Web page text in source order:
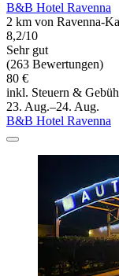
B&B Hotel Ravenna
2 km von Ravenna-
8,2/10
Sehr gut
(263 Bewertungen)
80 €
inkl. Steuern &
23. Aug.–24. Aug.
B&B Hotel Ravenna